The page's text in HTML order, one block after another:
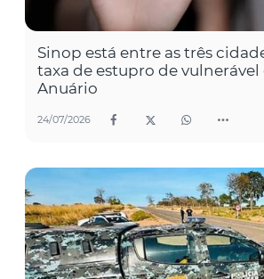
Sinop está entre as três
taxa de estupro de vulnerável
Anuário
24/07/2026